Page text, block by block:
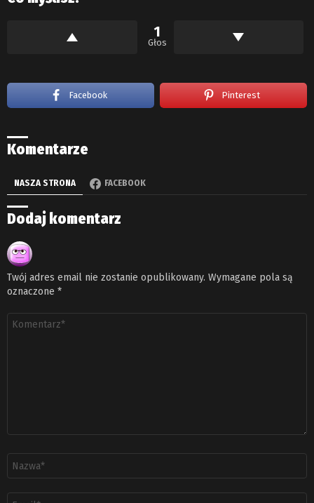
1
Głos
Facebook Pinterest
Komentarze
NASZA STRONA FACEBOOK
Dodaj komentarz
Twój adres email nie zostanie opublikowany. Wymagane pola są
oznaczone *
Komentarz